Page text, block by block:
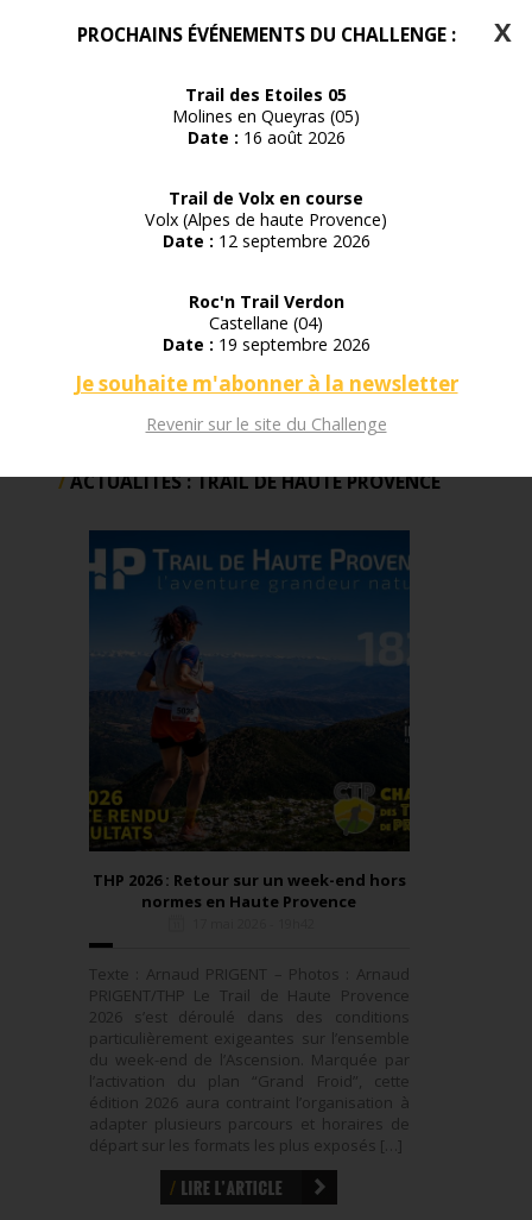
ACTUALITÉS : TRAIL DE HAUTE PROVENCE
THP 2026 : Retour sur un week-end hors
normes en Haute Provence
Texte : Arnaud PRIGENT – Photos : Arnaud
PRIGENT/THP Le Trail de Haute Provence
2026 s’est déroulé dans des conditions
particulièrement exigeantes sur l’ensemble
du week-end de l’Ascension. Marquée par
l’activation du plan “Grand Froid”, cette
édition 2026 aura contraint l’organisation à
adapter plusieurs parcours et horaires de
départ sur les formats les plus exposés […]
X
PROCHAINS ÉVÉNEMENTS DU CHALLENGE :
Trail des Etoiles 05
Molines en Queyras (05)
Date : 16 août 2026
Trail de Volx en course
Volx (Alpes de haute Provence)
Date : 12 septembre 2026
Roc'n Trail Verdon
Castellane (04)
Date : 19 septembre 2026
Je souhaite m'abonner à la newsletter
Revenir sur le site du Challenge